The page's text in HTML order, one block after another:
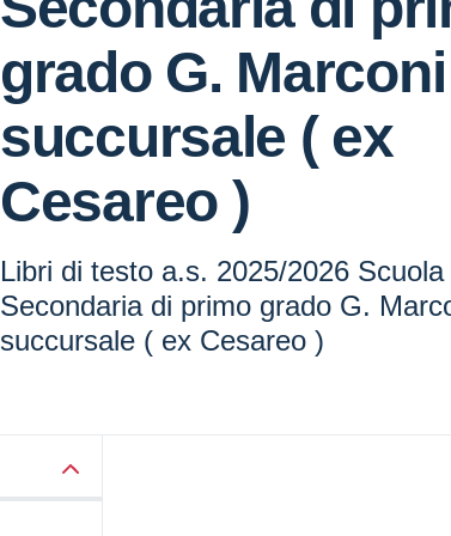
grado G. Marconi
succursale ( ex
Cesareo )
Libri di testo a.s. 2025/2026 Scuola
Secondaria di primo grado G.
succursale ( ex Cesareo )